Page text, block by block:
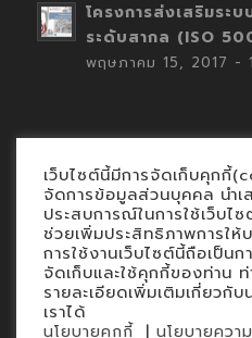
โครงการส่งเสริมระ
ระดับสากล (ISO
พฤษภาคม 15, 2017 -
Contact
นโยบายคุกกี้
นโยบายข้อมูลส่วนบุคคล
เว็บไซต์นี้มีการจัดเก็บคุกกี้
จัดการข้อมูลส่วนบุคคล นำเ
ประสบการณ์ในการใช้เว็บไ
ช่วยเพิ่มประสิทธิภาพการให้
การใช้งานเว็บไซต์นี้ถือเป็นก
จัดเก็บและใช้คุกกี้ของท่าน
รายละเอียดเพิ่มเติมเกี่ยวกั
เราได้
นโยบายคุกกี้ | นโยบายควา